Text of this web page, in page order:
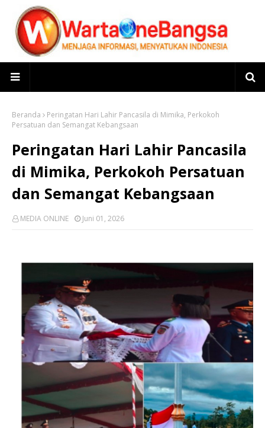
Beranda
Peringatan Hari Lahir Pancasila di Mimika, Perkokoh
Persatuan dan Semangat Kebangsaan
Peringatan Hari Lahir Pancasila
di Mimika, Perkokoh Persatuan
dan Semangat Kebangsaan
MEDIA ONLINE Juni 01, 2026